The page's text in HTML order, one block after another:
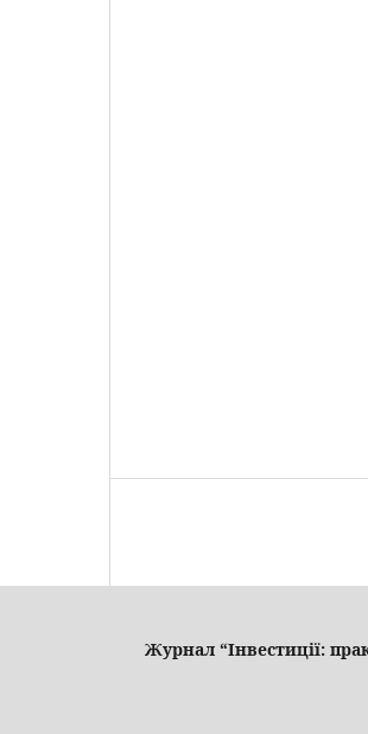
Журнал “Інвестиції: